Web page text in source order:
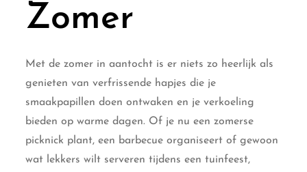
Zomer
Met de zomer in aantocht is er niets zo heerlijk als
genieten van verfrissende hapjes die je
smaakpapillen doen ontwaken en je verkoeling
bieden op warme dagen. Of je nu een zomerse
picknick plant, een barbecue organiseert of gewoon
wat lekkers wilt serveren tijdens een tuinfeest,